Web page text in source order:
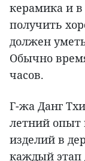
керамика и
получить
должен
Обычно
часов.
Г-жа Данг
летний опыт
изделий в
каждый этап